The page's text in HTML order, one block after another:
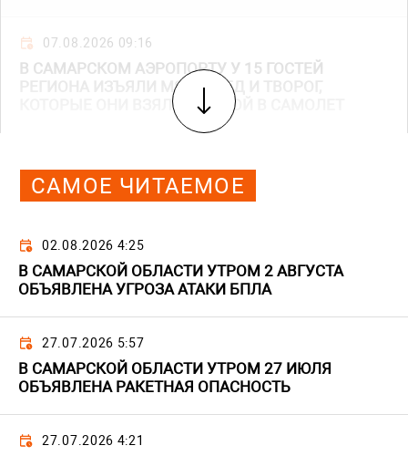
07.08.2026 09:16
В САМАРСКОМ АЭРОПОРТУ У 15 ГОСТЕЙ
РЕГИОНА ИЗЪЯЛИ МЯСО, МЕД И ТВОРОГ,
КОТОРЫЕ ОНИ ВЗЯЛИ С СОБОЙ В САМОЛЕТ
САМОЕ ЧИТАЕМОЕ
02.08.2026 4:25
В САМАРСКОЙ ОБЛАСТИ УТРОМ 2 АВГУСТА
ОБЪЯВЛЕНА УГРОЗА АТАКИ БПЛА
27.07.2026 5:57
В САМАРСКОЙ ОБЛАСТИ УТРОМ 27 ИЮЛЯ
ОБЪЯВЛЕНА РАКЕТНАЯ ОПАСНОСТЬ
27.07.2026 4:21